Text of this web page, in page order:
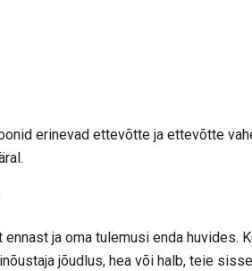
erinevad ettevõtte ja ettevõtte
ja oma tulemusi enda huvides.
jõudlus, hea või halb, teie